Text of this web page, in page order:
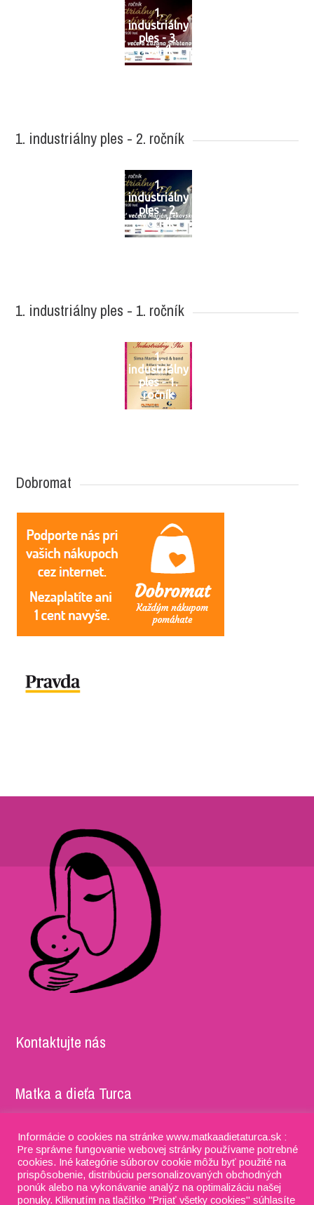
1.
industriálny
ples - 3.
ročník
1. industriálny ples - 2. ročník
1.
industriálny
ples - 2.
ročník
1. industriálny ples - 1. ročník
1.
industriálny
ples - 1.
ročník
Dobromat
Kontaktujte nás
Matka a dieťa Turca
DIČ: 2022201995 IBAN: SK91 8330 0000 0028 0115 4076
Phone:+421 918 634 053
E-mail:matkaadietaturca@gmail.com
Informácie o cookies na stránke www.matkaadietaturca.sk :
Pre správne fungovanie webovej stránky používame potrebné
cookies. Iné kategórie súborov cookie môžu byť použité na
prispôsobenie, distribúciu personalizovaných obchodných
ponúk alebo na vykonávanie analýz na optimalizáciu našej
ponuky. Kliknutím na tlačítko "Prijať všetky cookies" súhlasíte